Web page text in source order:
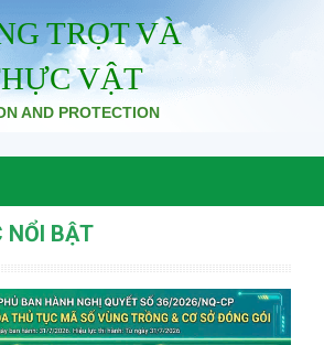
TRỌT VÀ
VẬT
AND PROTECTION
NỔI BẬT